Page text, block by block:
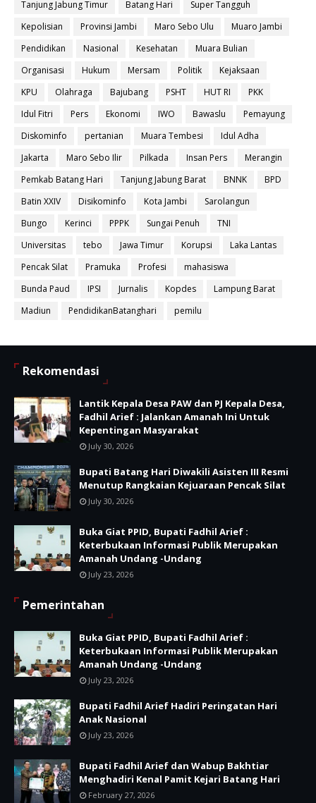
Tanjung Jabung Timur
Batang Hari
Super Tangguh
Kepolisian
Provinsi Jambi Maro Sebo Ulu
Muaro Jambi
Pendidikan
Nasional Kesehatan
Muara Bulian
Organisasi
Hukum Mersam Politik
Kejaksaan
KPU
Olahraga Bajubang PSHT HUT RI
PKK
Idul Fitri
Pers Ekonomi IWO Bawaslu
Pemayung
Diskominfo
pertanian Muara Tembesi
Idul Adha
Jakarta
Maro Sebo Ilir Pilkada Insan Pers
Merangin
Pemkab Batang Hari
Tanjung Jabung Barat BNNK
BPD
Batin XXIV
Disikominfo Kota Jambi
Sarolangun
Bungo
Kerinci PPPK Sungai Penuh
TNI
Universitas
tebo Jawa Timur Korupsi
Laka Lantas
Pencak Silat
Pramuka Profesi
mahasiswa
Bunda Paud
IPSI Jurnalis Kopdes
Lampung Barat
Madiun
PendidikanBatanghari pemilu
Rekomendasi
Lantik Kepala Desa PAW dan PJ Kepala Desa,
Fadhil Arief : Jalankan Amanah Ini Untuk
Kepentingan Masyarakat
July 30, 2026
Bupati Batang Hari Diwakili Asisten III Resmi
Menutup Rangkaian Kejuaraan Pencak Silat
July 30, 2026
Buka Giat PPID, Bupati Fadhil Arief :
Keterbukaan Informasi Publik Merupakan
Amanah Undang -Undang
July 23, 2026
Pemerintahan
Buka Giat PPID, Bupati Fadhil Arief :
Keterbukaan Informasi Publik Merupakan
Amanah Undang -Undang
July 23, 2026
Bupati Fadhil Arief Hadiri Peringatan Hari
Anak Nasional
July 23, 2026
Bupati Fadhil Arief dan Wabup Bakhtiar
Menghadiri Kenal Pamit Kejari Batang Hari
February 27, 2026